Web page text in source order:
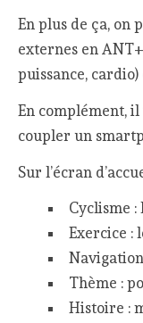
En plus de ça, on
externes en
puissance,
En complément,
coupler un
Sur l’écran
Cyclisme
Exercice :
Thème :
Histoire :